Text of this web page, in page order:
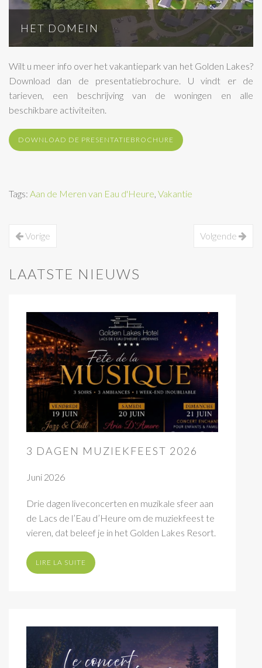
HET DOMEIN
Wilt u meer info over het vakantiepark van het Golden Lakes?
Download dan de presentatiebrochure. U vindt er de
tarieven, een beschrijving van de woningen en alle
beschikbare activiteiten.
DOWNLOAD DE PRESENTATIEBROCHURE
Tags: Aan de Meren van Eau d'Heure Vakantie
Vorige Volgende
LAATSTE NIEUWS
3 DAGEN MUZIEKFEEST 2026
Juni 2026
Drie dagen liveconcerten en muzikale sfeer aan
de Lacs de l’Eau d’Heure om de muziekfeest te
vieren, dat beleef je in het Golden Lakes Resort.
LIRE LA SUITE